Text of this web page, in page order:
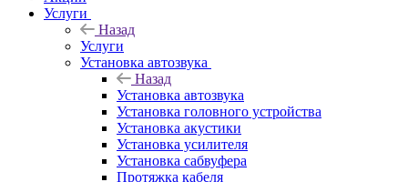
Услуги
Назад
Услуги
Установка автозвука
Назад
Установка автозвука
Установка головного устройства
Установка акустики
Установка усилителя
Установка сабвуфера
Протяжка кабеля